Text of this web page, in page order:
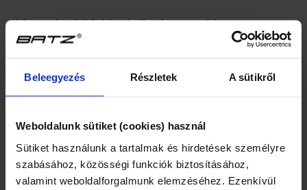
Beleegyezés Részletek A sütikről
Weboldalunk sütiket (cookies) használ
Sütiket használunk a tartalmak és hirdetések személyre
szabásához, közösségi funkciók biztosításához,
valamint weboldalforgalmunk elemzéséhez. Ezenkívül
Jelmagyarázat fejbőséghez (szélesség, magasság):
G = normál szélességű és magasságú lábfejre alkalmas
H = átlagnál szélesebb, magasabb lábfejre alkalmas
Hodnocení